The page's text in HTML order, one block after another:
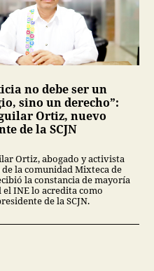
no debe ser un
sino un derecho”:
Ortiz, nuevo
de la SCJN
Ortiz, abogado y activista
la comunidad Mixteca de
la constancia de mayoría
el INE lo acredita como
de la SCJN.